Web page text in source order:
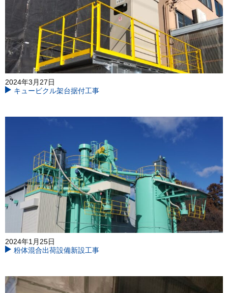
2024年3月27日
キュービクル架台据付工事
2024年1月25日
粉体混合出荷設備新設工事